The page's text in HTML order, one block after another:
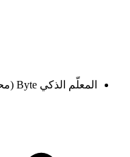
المعلّم الذكي Byte (محادثة + تلميحات + مراجعة)